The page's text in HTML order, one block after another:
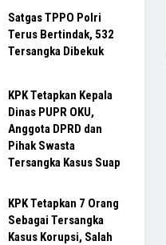
Satgas TPPO Polri
Terus Bertindak, 532
Tersangka Dibekuk
KPK Tetapkan Kepala
Dinas PUPR OKU,
Anggota DPRD dan
Pihak Swasta
Tersangka Kasus Suap
KPK Tetapkan 7 Orang
Sebagai Tersangka
Kasus Korupsi, Salah